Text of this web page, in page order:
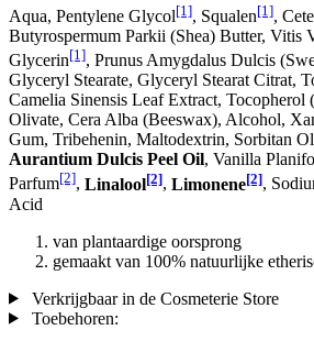
Aqua, Pentylene Glycol[1], Squalen[1],
Butyrospermum Parkii (Shea) Butter, Vitis
Glycerin[1], Prunus Amygdalus Dulcis
Glyceryl Stearate, Glyceryl Stearat Citrat,
Camelia Sinensis Leaf Extract, Tocopherol
Olivate, Cera Alba (Beeswax), Alcohol,
Gum, Tribehenin, Maltodextrin, Sorbitan
Aurantium Dulcis Peel Oil, Vanilla
Parfum[2], Linalool[2], Limonene[2],
Acid
van plantaardige oorsprong
gemaakt van 100% natuurlijke
Verkrijgbaar in de Cosmeterie Store
Toebehoren: